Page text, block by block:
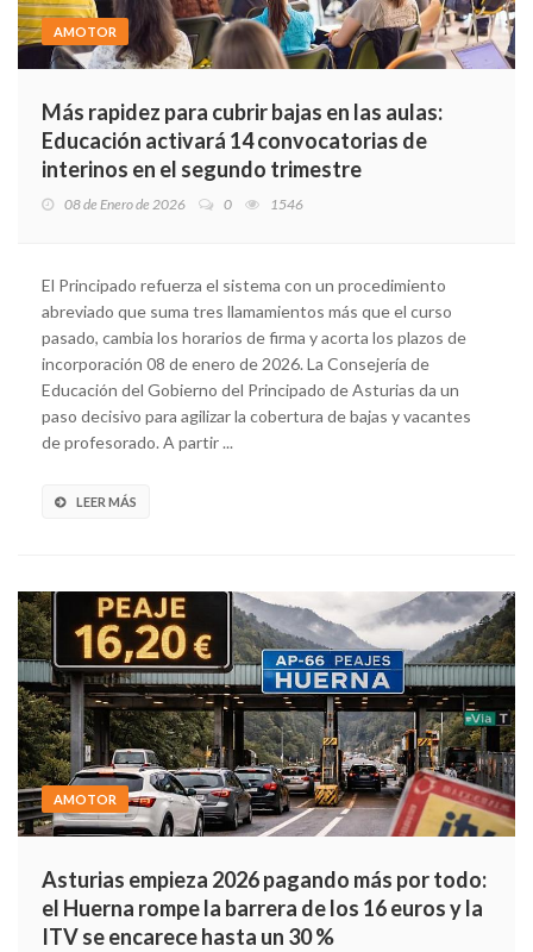
AMOTOR
Más rapidez para cubrir bajas en las aulas:
Educación activará 14 convocatorias de
interinos en el segundo trimestre
08 de Enero de 2026 0 1546
El Principado refuerza el sistema con un procedimiento
abreviado que suma tres llamamientos más que el curso
pasado, cambia los horarios de firma y acorta los plazos de
incorporación 08 de enero de 2026. La Consejería de
Educación del Gobierno del Principado de Asturias da un
paso decisivo para agilizar la cobertura de bajas y vacantes
de profesorado. A partir ...
LEER MÁS
AMOTOR
Asturias empieza 2026 pagando más por todo:
el Huerna rompe la barrera de los 16 euros y la
ITV se encarece hasta un 30 %